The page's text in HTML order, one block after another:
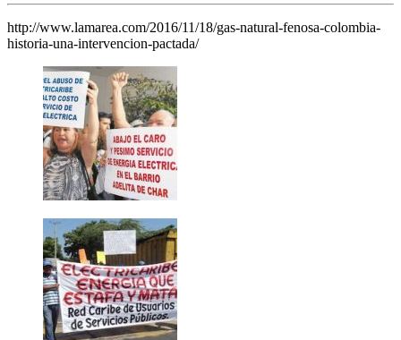
http://www.lamarea.com/2016/11/18/gas-natural-fenosa-colombia-
historia-una-intervencion-pactada/